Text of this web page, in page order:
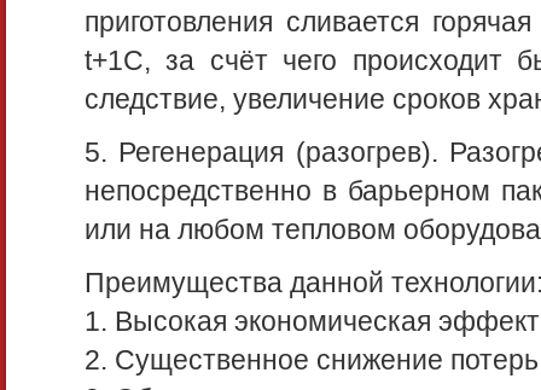
приготовления сливается
t+1C, за счёт чего происходит
следствие, увеличение сроков
5. Регенерация (разогрев).
непосредственно в барьерном
или на любом тепловом
Преимущества данной
1. Высокая экономическая
2. Существенное снижение